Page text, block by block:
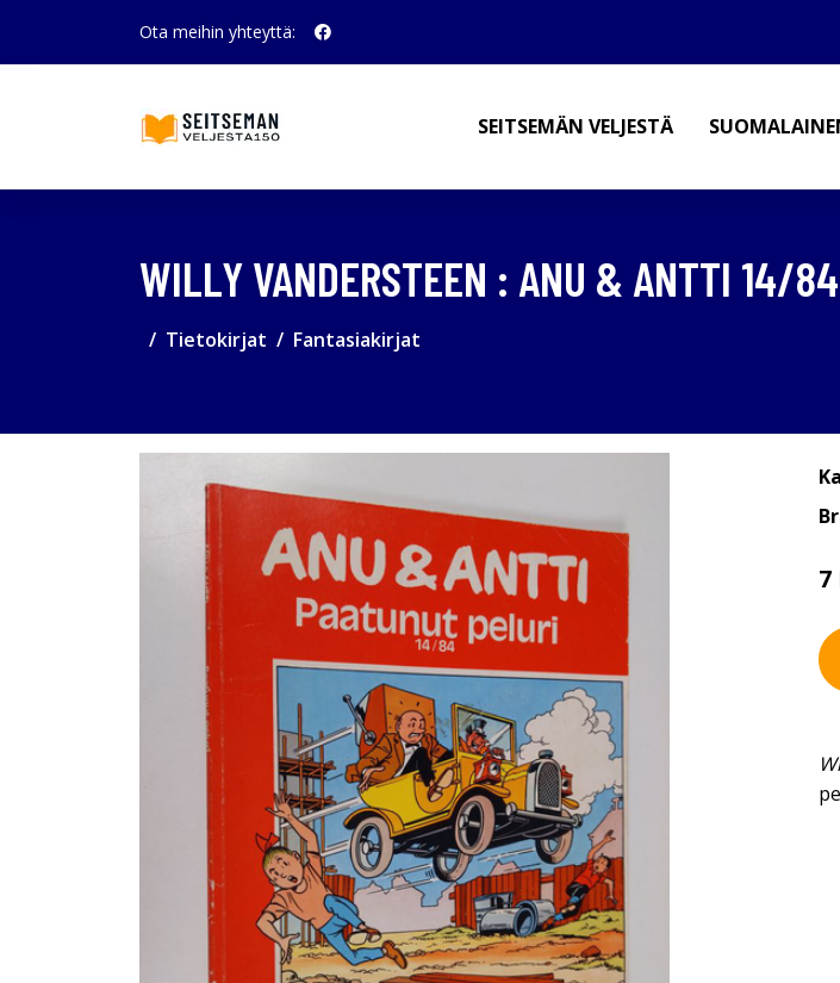
Ota meihin yhteyttä:
SEITSEMÄN VELJESTÄ
WILLY VANDERSTEEN : ANU & ANTTI 14/
Tietokirjat Fantasiakirjat
7